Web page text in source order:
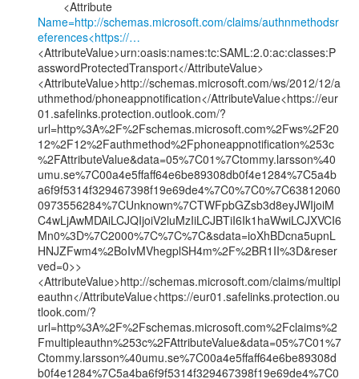
Name=http://schemas.microsoft.com/claims/authnmethodsr
eferences<https://…
<AttributeValue>urn:oasis:names:tc:SAML:2.0:ac:classes:P
asswordProtectedTransport</AttributeValue>
<AttributeValue>http://schemas.microsoft.com/ws/2012/12/a
uthmethod/phoneappnotification</AttributeValue<https://eur
01.safelinks.protection.outlook.com/?
url=http%3A%2F%2Fschemas.microsoft.com%2Fws%2F20
12%2F12%2Fauthmethod%2Fphoneappnotification%253c
%2FAttributeValue&data=05%7C01%7Ctommy.larsson%40
umu.se%7C00a4e5ffaff64e6be89308db0f4e1284%7C5a4b
a6f9f5314f329467398f19e69de4%7C0%7C0%7C63812060
0973556284%7CUnknown%7CTWFpbGZsb3d8eyJWIjoiM
C4wLjAwMDAiLCJQIjoiV2luMzIiLCJBTiI6Ik1haWwiLCJXVCI6
Mn0%3D%7C2000%7C%7C%7C&sdata=ioXhBDcna5upnL
HNJZFwm4%2BoIvMVhegplSH4m%2F%2BR1II%3D&reser
ved=0>>
<AttributeValue>http://schemas.microsoft.com/claims/multipl
eauthn</AttributeValue<https://eur01.safelinks.protection.ou
tlook.com/?
url=http%3A%2F%2Fschemas.microsoft.com%2Fclaims%2
Fmultipleauthn%253c%2FAttributeValue&data=05%7C01%7
Ctommy.larsson%40umu.se%7C00a4e5ffaff64e6be89308d
b0f4e1284%7C5a4ba6f9f5314f329467398f19e69de4%7C0